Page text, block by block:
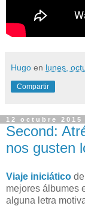
Hugo en lunes,
Compartir
12 octubre 2015
Second:
nos gusten
Viaje iniciático de
mejores álbumes
alguna letra